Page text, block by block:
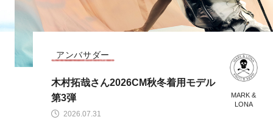
MARK &
LONA
2026.07.28
CODE COLLECTION
MARK & LONA 2026 秋冬 CODE CO
LLECTION